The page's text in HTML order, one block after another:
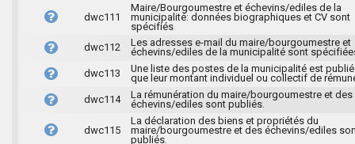
dwc111
Maire/Bourgoumestre et échevins/ediles de la
municipalité: données biographiques et CV sont
spécifiés
dwc112
Les adresses e-mail du maire/bourgoumestre et
échevins/ediles de la municipalité sont
dwc113
Une liste des postes de la municipalité est
que leur montant individuel ou collectif de
dwc114
La rémunération du maire/bourgoumestre et des
échevins/ediles sont publiés.
dwc115
La déclaration des biens et propriétés du
maire/bourgoumestre et des échevins/ediles
publiés.